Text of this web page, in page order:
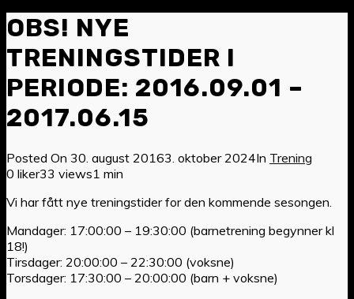
OBS! NYE
TRENINGSTIDER I
PERIODE: 2016.09.01 –
2017.06.15
Posted On 30. august 20163. oktober 2024In Trening
0 liker33 views1 min
Vi har fått nye treningstider for den kommende sesongen.
Mandager: 17:00:00 – 19:30:00 (barnetrening begynner kl
18!)
Tirsdager: 20:00:00 – 22:30:00 (voksne)
Torsdager: 17:30:00 – 20:00:00 (barn + voksne)